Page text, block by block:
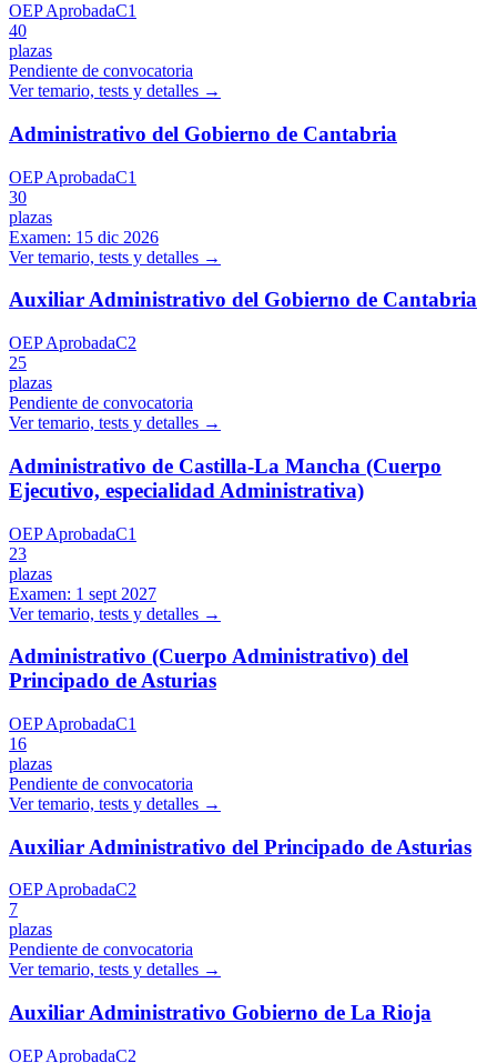
OEP AprobadaC1
40
plazas
Pendiente de convocatoria
Ver temario, tests y detalles →
Administrativo del Gobierno de Cantabria
OEP AprobadaC1
30
plazas
Examen: 15 dic 2026
Ver temario, tests y detalles →
Auxiliar Administrativo del Gobierno de Cantabria
OEP AprobadaC2
25
plazas
Pendiente de convocatoria
Ver temario, tests y detalles →
Administrativo de Castilla-La Mancha (Cuerpo
Ejecutivo, especialidad Administrativa)
OEP AprobadaC1
23
plazas
Examen: 1 sept 2027
Ver temario, tests y detalles →
Administrativo (Cuerpo Administrativo) del
Principado de Asturias
OEP AprobadaC1
16
plazas
Pendiente de convocatoria
Ver temario, tests y detalles →
Auxiliar Administrativo del Principado de Asturias
OEP AprobadaC2
7
plazas
Pendiente de convocatoria
Ver temario, tests y detalles →
Auxiliar Administrativo Gobierno de La Rioja
OEP AprobadaC2